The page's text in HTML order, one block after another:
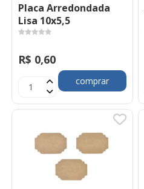
Placa Arredondada
Lisa 10x5,5
R$ 0,60
comprar